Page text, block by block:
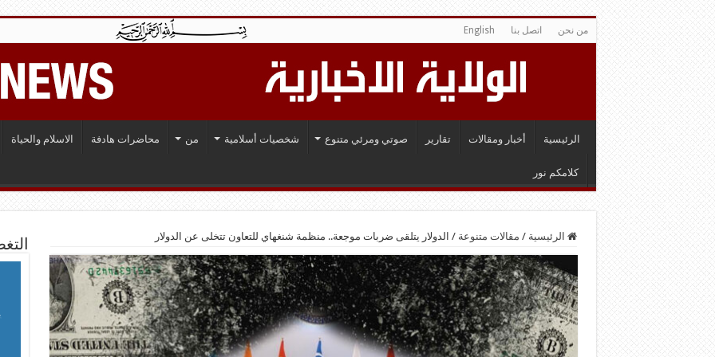
من نحن اتصل بنا English
الرئيسية أخبار ومقالات تقارير صوتي ومرئي متنوع شخصيات أسلامية من محاضرات هادفة الاسلام والحياة
كلامكم نور
الرئيسية / مقالات متنوعة / الدولار يتلقى ضربات موجعة.. منظمة شنغهاي للتعاون تتخلى عن الدولار